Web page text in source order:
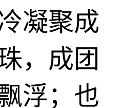
凝聚成
，成团
浮；也